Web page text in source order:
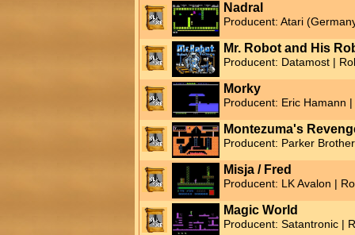
Nadral
Producent: Atari
Mr. Robot and His
Producent: Datamost |
Morky
Producent: Eric Hamann
Montezuma's
Producent: Parker
Misja / Fred
Producent: LK Avalon |
Magic World
Producent: Satantronic |